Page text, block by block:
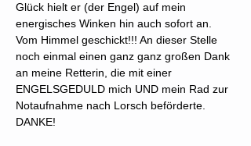
Glück hielt er (der Engel) auf mein
energisches Winken hin auch sofort an.
Vom Himmel geschickt!!! An dieser Stelle
noch einmal einen ganz ganz großen Dank
an meine Retterin, die mit einer
ENGELSGEDULD mich UND mein Rad zur
Notaufnahme nach Lorsch beförderte.
DANKE!